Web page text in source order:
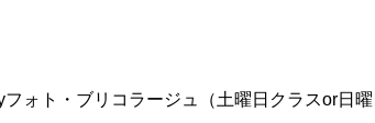
ォト・ブリコラージュ（土曜日クラスor日曜